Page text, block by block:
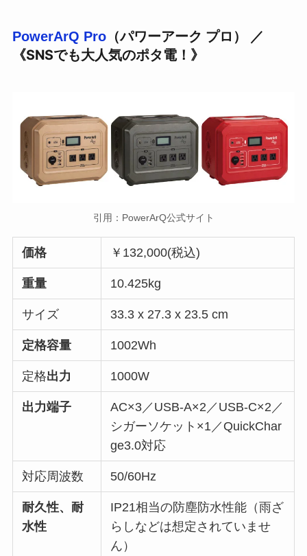
PowerArQ Pro（パワーアーク プロ） ／
《SNSでも大人気のポタ電！》
引用：PowerArQ公式サイト
価格 ￥132,000(税込)
重量 10.425kg
サイズ ‎33.3 x 27.3 x 23.5 cm
定格容量 1002Wh
定格出力 1000W
出力端子
AC×3／USB-A×2／USB-C×2／
シガーソケット×1／QuickChar
ge3.0対応
対応周波数 50/60Hz
耐久性、耐
水性
IP21相当の防塵防水性能（雨ざ
らしなどは想定されていませ
ん）